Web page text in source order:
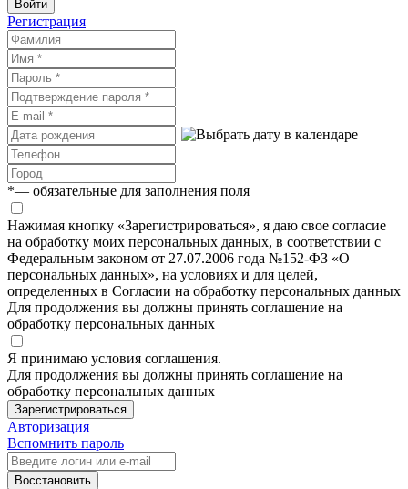
Войти
Регистрация
*— обязательные для заполнения поля
Нажимая кнопку «Зарегистрироваться», я даю свое согласие
на обработку моих персональных данных, в соответствии с
Федеральным законом от 27.07.2006 года №152-ФЗ «О
персональных данных», на условиях и для целей,
определенных в Согласии на обработку персональных данных
Для продолжения вы должны принять соглашение на
обработку персональных данных
Я принимаю условия соглашения.
Для продолжения вы должны принять соглашение на
обработку персональных данных
Зарегистрироваться
Авторизация
Вспомнить пароль
Восстановить